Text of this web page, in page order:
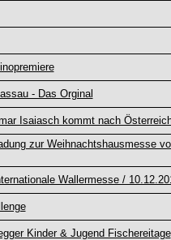
- Das Orginal
Isaiasch kommt nach
zur Weihnachtshausmesse
Wallermesse /
Kinder & Jugend Fischereitage